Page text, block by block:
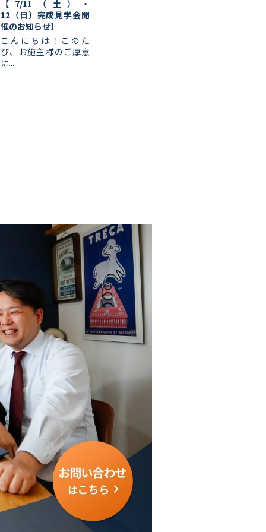
【7/11（土）・
12（日）完成見学会開
催のお知らせ】
こんにちは！このた
び、お施主様のご厚意
に...